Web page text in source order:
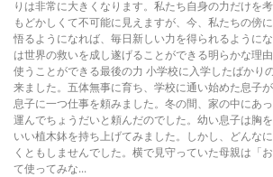
りは非常に大きくなります。私たち自身の力だけを
もどかしくて不可能に見えますが、今、私たちの傍
悟るようになれば、毎日新しい力を得られるように
は世界の救いを成し遂げることができる明らかな理
使うことができる最後の力 小学校に入学したばかり
来ました。五体無事に育ち、学校に通い始めた息子が
息子に一つ仕事を頼みました。冬の間、家の中にあ
運んでちょうだいと頼んだのでした。幼い息子は胸
いい植木鉢を持ち上げてみました。しかし、どんな
くともしませんでした。横で見守っていた母親は「
て使ってみな...